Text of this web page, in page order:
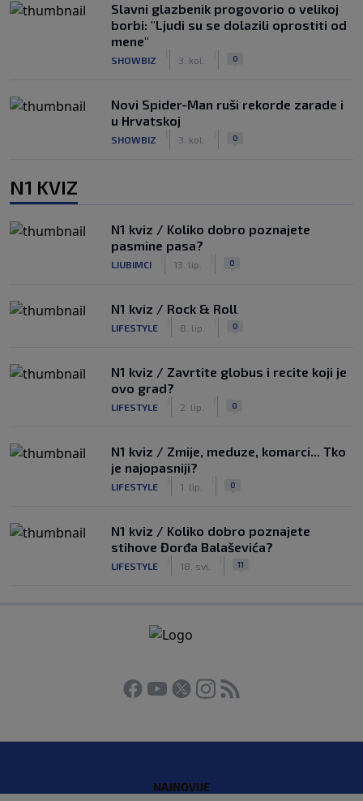
Slavni glazbenik progovorio o velikoj
borbi: "Ljudi su se dolazili oprostiti od
mene"
SHOWBIZ 3. kol. 0
Novi Spider-Man ruši rekorde zarade i
u Hrvatskoj
SHOWBIZ 3. kol. 0
N1 KVIZ
N1 kviz / Koliko dobro poznajete
pasmine pasa?
LJUBIMCI 13. lip. 0
N1 kviz / Rock & Roll
LIFESTYLE 8. lip. 0
N1 kviz / Zavrtite globus i recite koji je
ovo grad?
LIFESTYLE 2. lip. 0
N1 kviz / Zmije, meduze, komarci... Tko
je najopasniji?
LIFESTYLE 1. lip. 0
N1 kviz / Koliko dobro poznajete
stihove Đorđa Balaševića?
LIFESTYLE 18. svi. 11
NAJNOVIJE